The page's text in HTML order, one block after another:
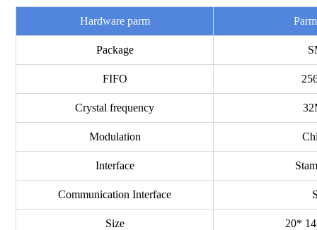
Hardware parm Parm
Package
FIFO
Crystal frequency
Modulation
Interface
Communication Interface
Size 20*